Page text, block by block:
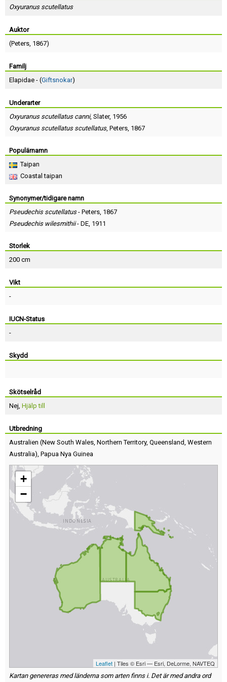
Oxyuranus scutellatus
Auktor
(Peters, 1867)
Familj
Elapidae - (Giftsnokar)
Underarter
Oxyuranus scutellatus canni, Slater, 1956
Oxyuranus scutellatus scutellatus, Peters, 1867
Populärnamn
Taipan
Coastal taipan
Synonymer/tidigare namn
Pseudechis scutellatus- Peters, 1867
Pseudechis wilesmithii- DE, 1911
Storlek
200 cm
Vikt
-
IUCN-Status
-
Skydd
Skötselråd
Nej, Hjälp till
Utbredning
Australien (New South Wales, Northern Territory, Queensland, Western
Australia), Papua Nya Guinea
+
−
Leaflet | Tiles © Esri — Esri, DeLorme, NAVTEQ
Kartan genereras med länderna som arten finns i. Det är med andra ord